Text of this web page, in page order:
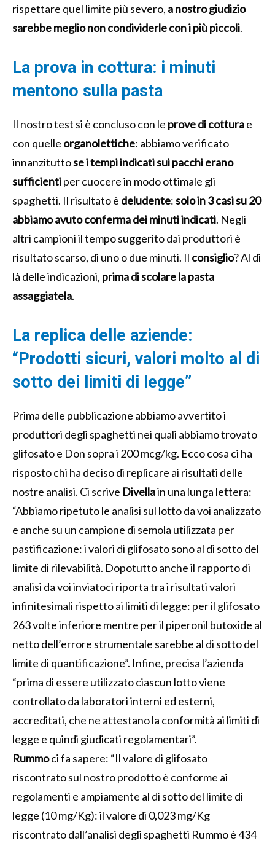
rispettare quel limite più severo, a nostro giudizio
sarebbe meglio non condividerle con i più piccoli.
La prova in cottura: i minuti
mentono sulla pasta
Il nostro test si è concluso con le prove di cotturae
con quelle organolettiche: abbiamo verificato
innanzituttose i tempi indicati sui pacchi erano
sufficientiper cuocere in modo ottimale gli
spaghetti. Il risultato è deludente:solo in 3 casi su 20
abbiamo avuto conferma dei minuti indicati. Negli
altri campioni il tempo suggerito dai produttori è
risultato scarso, di uno o due minuti. Il consiglio? Al di
là delle indicazioni, prima di scolare la pasta
assaggiatela.
La replica delle aziende:
“Prodotti sicuri, valori molto al di
sotto dei limiti di legge”
Prima delle pubblicazione abbiamo avvertito i
produttori degli spaghetti nei quali abbiamo trovato
glifosato e Don sopra i 200 mcg/kg. Ecco cosa ci ha
risposto chi ha deciso di replicare ai risultati delle
nostre analisi. Ci scrive Divellain una lunga lettera:
“Abbiamo ripetuto le analisi sul lotto da voi analizzato
e anche su un campione di semola utilizzata per
pastificazione: i valori di glifosato sono al di sotto del
limite di rilevabilità. Dopotutto anche il rapporto di
analisi da voi inviatoci riporta tra i risultati valori
infinitesimali rispetto ai limiti di legge: per il glifosato
263 volte inferiore mentre per il piperonil butoxide al
netto dell’errore strumentale sarebbe al di sotto del
limite di quantificazione”. Infine, precisa l’azienda
“prima di essere utilizzato ciascun lotto viene
controllato da laboratori interni ed esterni,
accreditati, che ne attestano la conformità ai limiti di
legge e quindi giudicati regolamentari”.
Rummoci fa sapere: “Il valore di glifosato
riscontrato sul nostro prodotto è conforme ai
regolamenti e ampiamente al di sotto del limite di
legge (10 mg/Kg): il valore di 0,023 mg/Kg
riscontrato dall’analisi degli spaghetti Rummo è 434